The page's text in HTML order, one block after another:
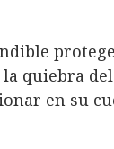
quiebra
en su